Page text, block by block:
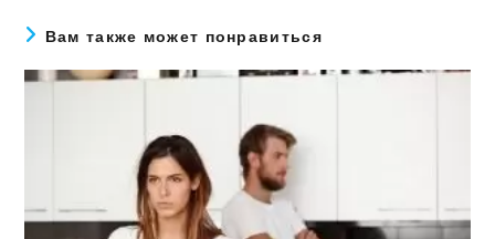
Вам также может понравиться